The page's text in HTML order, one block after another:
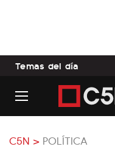
Temas del día
C5N > POLÍTICA